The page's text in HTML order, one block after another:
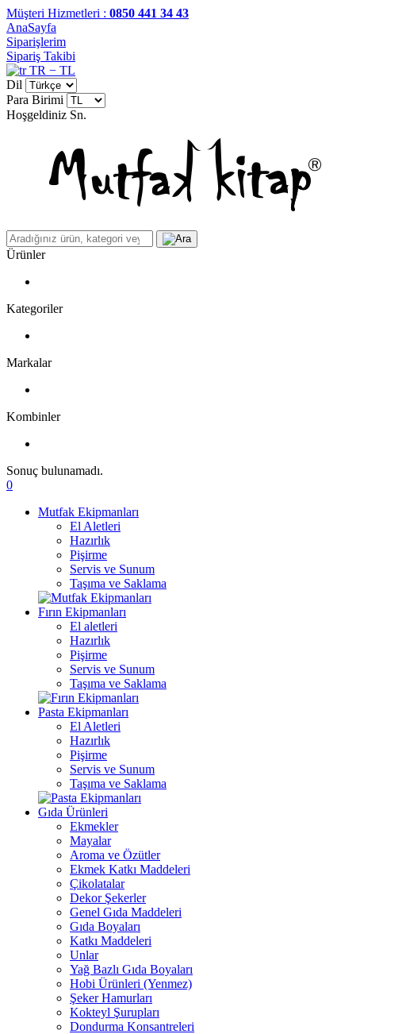
Müşteri Hizmetleri : 0850 441 34 43
AnaSayfa
Siparişlerim
Sipariş Takibi
TR − TL
Dil
Para Birimi
Hoşgeldiniz Sn.
Ürünler
Kategoriler
Markalar
Kombinler
Sonuç bulunamadı.
0
Mutfak Ekipmanları
El Aletleri
Hazırlık
Pişirme
Servis ve Sunum
Taşıma ve Saklama
Fırın Ekipmanları
El aletleri
Hazırlık
Pişirme
Servis ve Sunum
Taşıma ve Saklama
Pasta Ekipmanları
El Aletleri
Hazırlık
Pişirme
Servis ve Sunum
Taşıma ve Saklama
Gıda Ürünleri
Ekmekler
Mayalar
Aroma ve Özütler
Ekmek Katkı Maddeleri
Çikolatalar
Dekor Şekerler
Genel Gıda Maddeleri
Gıda Boyaları
Katkı Maddeleri
Unlar
Yağ Bazlı Gıda Boyaları
Hobi Ürünleri (Yenmez)
Şeker Hamurları
Kokteyl Şurupları
Dondurma Konsantreleri